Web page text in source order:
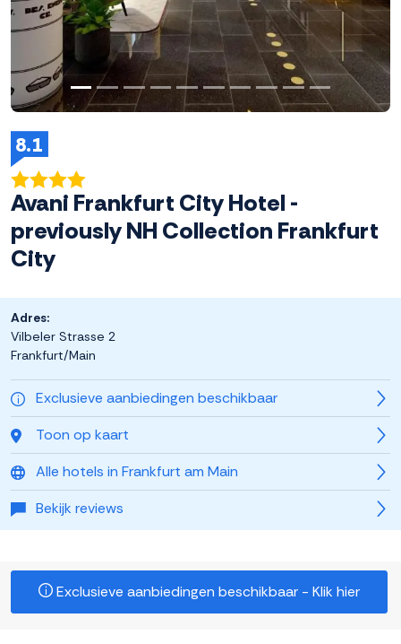
8.1
Avani Frankfurt City Hotel -
previously NH Collection Frankfurt
City
Exclusieve aanbiedingen beschikbaar
Toon op kaart
Alle hotels in Frankfurt am Main
Bekijk reviews
Adres:
Vilbeler Strasse 2
Frankfurt/Main
Exclusieve aanbiedingen beschikbaar - Klik hier